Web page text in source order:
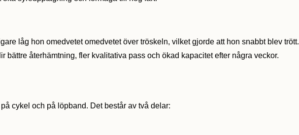
låg hon omedvetet omedvetet över tröskeln, vilket gjorde att hon snabbt blev
bättre återhämtning, fler kvalitativa pass och ökad kapacitet efter några veckor.
cykel och på löpband. Det består av två delar: